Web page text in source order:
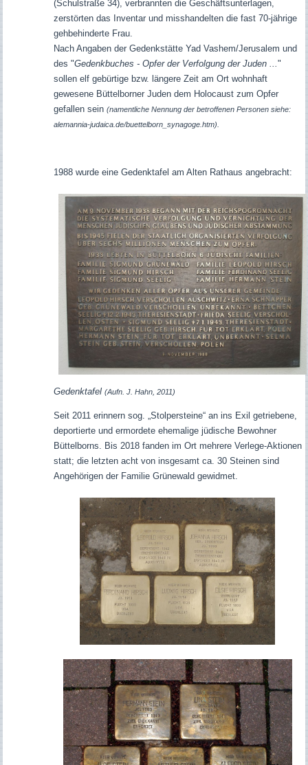
(Schulstraße 34), verbrannten die Geschäftsunterlagen,
zerstörten das Inventar und misshandelten die fast 70-jährige
gehbehinderte Frau.
Nach Angaben der Gedenkstätte Yad Vashem/Jerusalem und
des "Gedenkbuches - Opfer der Verfolgung der Juden ..."
sollen elf gebürtige bzw. längere Zeit am Ort wohnhaft
gewesene Büttelborner Juden dem Holocaust zum Opfer
gefallen sein (namentliche Nennung der betroffenen Personen siehe:
alemannia-judaica.de/buettelborn_synagoge.htm).
1988 wurde eine Gedenktafel am Alten Rathaus angebracht:
Gedenktafel (Aufn. J. Hahn, 2011)
Seit 2011 erinnern sog. „Stolpersteine“ an ins Exil getriebene,
deportierte und ermordete ehemalige jüdische Bewohner
Büttelborns. Bis 2018 fanden im Ort mehrere Verlege-Aktionen
statt; die letzten acht von insgesamt ca. 30 Steinen sind
Angehörigen der Familie Grünewald gewidmet.